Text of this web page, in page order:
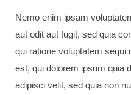
Nemo enim ipsam
aut odit aut fugit, sed quia
qui ratione voluptatem sequi
est, qui dolorem ipsum quia
adipisci velit, sed quia non